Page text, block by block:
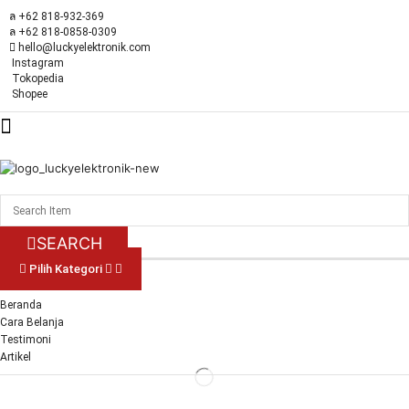
+62 818-932-369
+62 818-0858-0309
hello@luckyelektronik.com
Instagram
Tokopedia
Shopee
SEARCH
Pilih Kategori
Beranda
Cara Belanja
Testimoni
Artikel